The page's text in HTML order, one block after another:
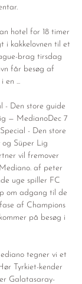
hotel for 18 timer
i kakkelovnen til et
brag tirsdag
får besøg af
...
- Den store guide
— MedianoDec 7
- Den store
Süper Lig
vil fremover
af peter
uge spiller FC
om adgang til de
af Champions
på besøg i
tegner vi et
Tyrkiet-kender
Galatasaray-